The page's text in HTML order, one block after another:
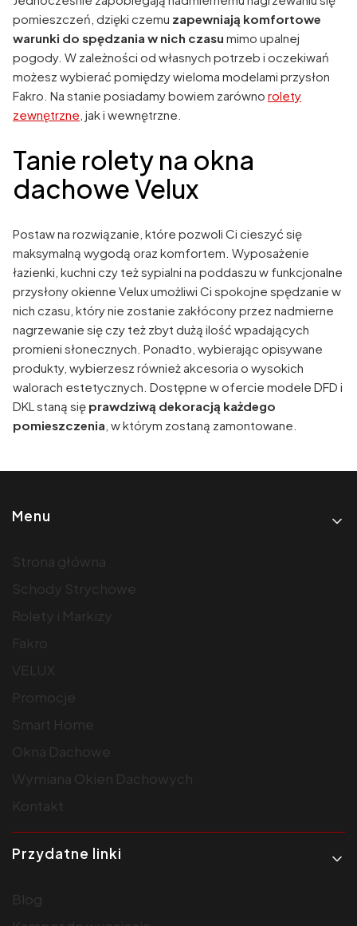
pomieszczeń, dzięki czemu zapewniają komfortowe
warunki do spędzania w nich czasu mimo upalnej
pogody. W zależności od własnych potrzeb i oczekiwań
możesz wybierać pomiędzy wieloma modelami przysłon
Fakro. Na stanie posiadamy bowiem zarówno rolety
zewnętrzne , jak i wewnętrzne.
Tanie rolety na okna
dachowe Velux
Postaw na rozwiązanie, które pozwoli Ci cieszyć się
maksymalną wygodą oraz komfortem. Wyposażenie
łazienki, kuchni czy też sypialni na poddaszu w funkcjonalne
przysłony okienne Velux umożliwi Ci spokojne spędzanie w
nich czasu, który nie zostanie zakłócony przez nadmierne
nagrzewanie się czy też zbyt dużą ilość wpadających
promieni słonecznych. Ponadto, wybierając opisywane
produkty, wybierzesz również akcesoria o wysokich
walorach estetycznych. Dostępne w ofercie modele DFD i
DKL staną się prawdziwą dekoracją każdego
pomieszczenia , w którym zostaną zamontowane.
Linki w stopce
Menu
Strona główna
Schody Strychowe
Rolety i Markizy
Fakro
VELUX
Promocje
Smart Home
Okna Dachowe
Wymiana Okien Dachowych
Kontakt
Przydatne linki
Blog